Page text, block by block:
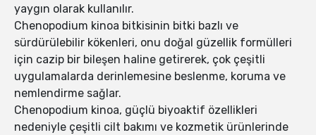
yaygın olarak kullanılır.
Chenopodium kinoa bitkisinin bitki bazlı ve
sürdürülebilir kökenleri, onu doğal güzellik formülleri
için cazip bir bileşen haline getirerek, çok çeşitli
uygulamalarda derinlemesine beslenme, koruma ve
nemlendirme sağlar.
Chenopodium kinoa, güçlü biyoaktif özellikleri
nedeniyle çeşitli cilt bakımı ve kozmetik ürünlerinde